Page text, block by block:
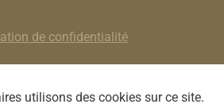
de confidentialité
utilisons des cookies sur ce site.